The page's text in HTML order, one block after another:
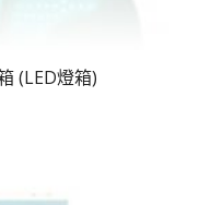
(LED燈箱)